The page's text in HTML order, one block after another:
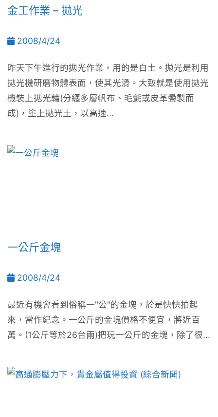
金工作業 – 拋光
2008/4/24
昨天下午進行的拋光作業，用的是白土。拋光是利用
拋光機研磨物體表面，使其光滑。大致就是使用拋光
機裝上拋光輪(分纏多層帆布、毛氈或皮革疊製而
成)，塗上拋光土，以高速...
一公斤金塊
2008/4/24
最近有機會看到俗稱一"公"的金塊，於是快快拍起
來，當作紀念。一公斤的金塊價格不便宜，將近百
萬。(1公斤等於26台兩)把玩一公斤的金塊，除了很...